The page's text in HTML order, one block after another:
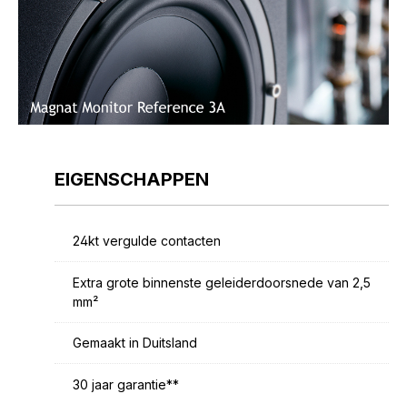
EIGENSCHAPPEN
24kt vergulde contacten
Extra grote binnenste geleiderdoorsnede van 2,5
mm²
Gemaakt in Duitsland
30 jaar garantie**